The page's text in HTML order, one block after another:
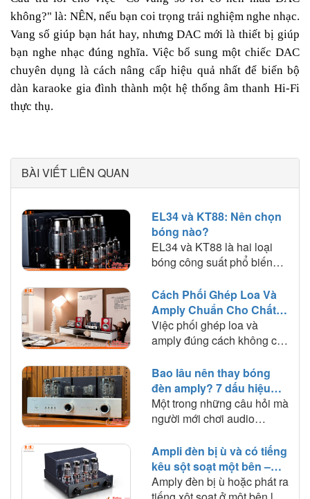
không?" là: NÊN, nếu bạn coi trọng trải nghiệm nghe nhạc.
Vang số giúp bạn hát hay, nhưng DAC mới là thiết bị giúp
bạn nghe nhạc đúng nghĩa. Việc bổ sung một chiếc DAC
chuyên dụng là cách nâng cấp hiệu quả nhất để biến bộ
dàn karaoke gia đình thành một hệ thống âm thanh Hi-Fi
thực thụ.
BÀI VIẾT LIÊN QUAN
EL34 và KT88: Nên chọn
bóng nào?
EL34 và KT88 là hai loại
bóng công suất phổ biến
khác biệt về chất âm, công
suất, khả năng phối ghép
và lựa chọn loại bóng phù
hợp với nhu cầu nghe
Cách Phối Ghép Loa Và
Amply Chuẩn Cho Chất
Âm Hay
Việc phối ghép loa và
amply đúng cách không chỉ
định mà còn quyết định đến
chất lượng âm thanh mà
bạn trải nghiệm. Trong bài
viết này, HD Audio sẽ chia
trọng và kinh nghiệm thực
tế giúp bạn lựa chọn amply
phù hợp với loa để khai
thác tối đa hiệu suất của
Bao lâu nên thay bóng
đèn amply? 7 dấu hiệu
cần biết
Một trong những câu hỏi mà
người mới chơi audio
đèn amply dùng được bao
lâu?" hoặc "Khi nào cần
thay bóng đèn?". Trên thực
tế, bóng đèn điện tử là linh
Ampli đèn bị ù và có tiếng
kêu sột soạt một bên –
Nguyên nhân và cách
Amply đèn bị ù hoặc phát ra